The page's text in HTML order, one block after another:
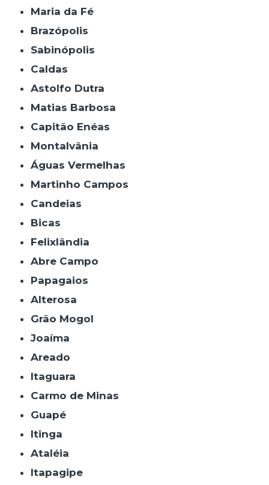
Maria da Fé
Brazópolis
Sabinópolis
Caldas
Astolfo Dutra
Matias Barbosa
Capitão Enéas
Montalvânia
Águas Vermelhas
Martinho Campos
Candeias
Bicas
Felixlândia
Abre Campo
Papagaios
Alterosa
Grão Mogol
Joaíma
Areado
Itaguara
Carmo de Minas
Guapé
Itinga
Ataléia
Itapagipe